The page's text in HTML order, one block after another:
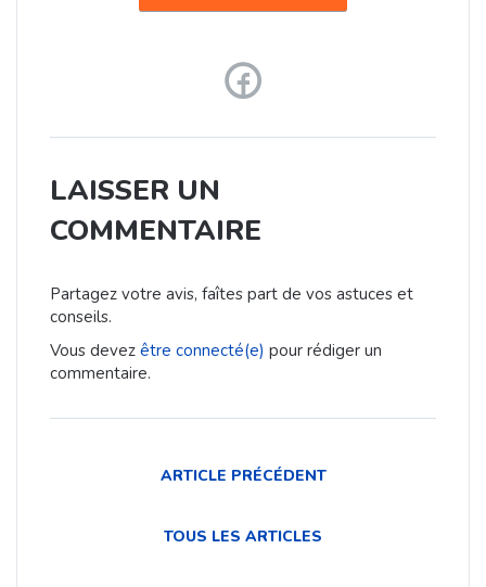
LAISSER UN
COMMENTAIRE
Partagez votre avis, faîtes part de vos astuces et
conseils.
Vous devez être connecté(e) pour rédiger un
commentaire.
ARTICLE PRÉCÉDENT
TOUS LES ARTICLES